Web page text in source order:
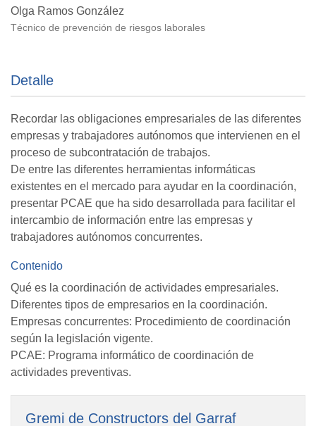
Olga Ramos González
Técnico de prevención de riesgos laborales
Detalle
Recordar las obligaciones empresariales de las diferentes
empresas y trabajadores autónomos que intervienen en el
proceso de subcontratación de trabajos.
De entre las diferentes herramientas informáticas
existentes en el mercado para ayudar en la coordinación,
presentar PCAE que ha sido desarrollada para facilitar el
intercambio de información entre las empresas y
trabajadores autónomos concurrentes.
Contenido
Qué es la coordinación de actividades empresariales.
Diferentes tipos de empresarios en la coordinación.
Empresas concurrentes: Procedimiento de coordinación
según la legislación vigente.
PCAE: Programa informático de coordinación de
actividades preventivas.
Gremi de Constructors del Garraf